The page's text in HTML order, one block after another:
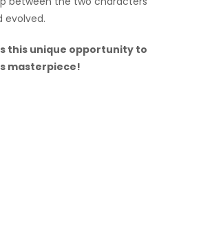
evolved.
this unique opportunity to
masterpiece!